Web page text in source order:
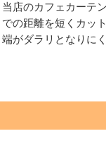
当店のカフェカーテ
での距離を短くカッ
端がダラリとなりに